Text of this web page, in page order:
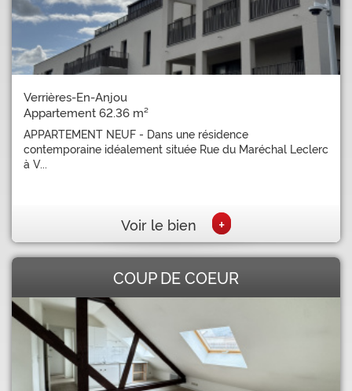
Verrières-En-Anjou
Appartement 62.36 m²
APPARTEMENT NEUF - Dans une résidence
contemporaine idéalement située Rue du Maréchal Leclerc
à V...
Voir le bien +
COUP DE COEUR